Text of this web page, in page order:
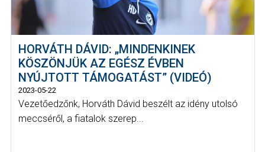
HORVÁTH DÁVID: „MINDENKINEK
KÖSZÖNJÜK AZ EGÉSZ ÉVBEN
NYÚJTOTT TÁMOGATÁST” (VIDEÓ)
2023-05-22
Vezetőedzőnk, Horváth Dávid beszélt az idény utolsó
meccséről, a fiatalok szerep...